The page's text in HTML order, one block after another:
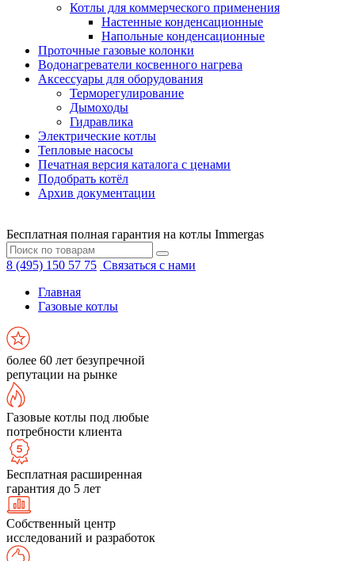
Котлы для коммерческого применения
Настенные конденсационные
Напольные конденсационные
Проточные газовые колонки
Водонагреватели косвенного нагрева
Аксессуары для оборудования
Терморегулирование
Дымоходы
Гидравлика
Электрические котлы
Тепловые насосы
Печатная версия каталога с ценами
Подобрать котёл
Архив документации
Бесплатная полная гарантия на котлы Immergas
8 (495) 150 57 75 Связаться с нами
Главная
Газовые котлы
более 60 лет безупречной
репутации на рынке
Газовые котлы под любые
потребности клиента
Бесплатная расширенная
гарантия до 5 лет
Собственный центр
исследований и разработок